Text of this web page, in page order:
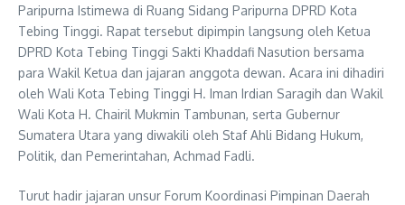
Paripurna Istimewa di Ruang Sidang Paripurna DPRD Kota
Tebing Tinggi. Rapat tersebut dipimpin langsung oleh Ketua
DPRD Kota Tebing Tinggi Sakti Khaddafi Nasution bersama
para Wakil Ketua dan jajaran anggota dewan. Acara ini dihadiri
oleh Wali Kota Tebing Tinggi H. Iman Irdian Saragih dan Wakil
Wali Kota H. Chairil Mukmin Tambunan, serta Gubernur
Sumatera Utara yang diwakili oleh Staf Ahli Bidang Hukum,
Politik, dan Pemerintahan, Achmad Fadli.
Turut hadir jajaran unsur Forum Koordinasi Pimpinan Daerah